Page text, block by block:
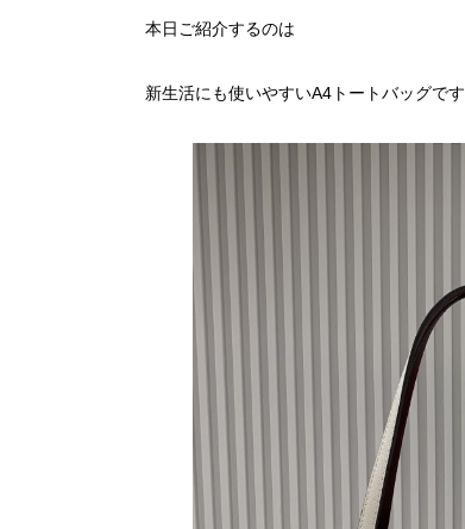
本日ご紹介するのは
新生活にも使いやすいA4トートバッグです